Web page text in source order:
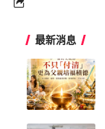
最新消息